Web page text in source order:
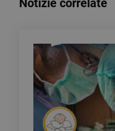
Notizie correlate